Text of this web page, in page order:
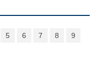
5 6 7 8
9